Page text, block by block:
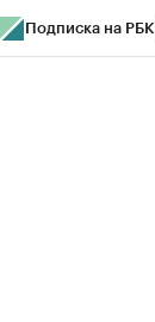
Подписка на РБК